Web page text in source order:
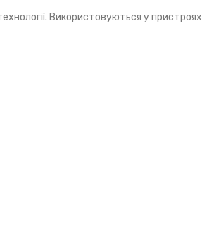
Використовуються у пристроях